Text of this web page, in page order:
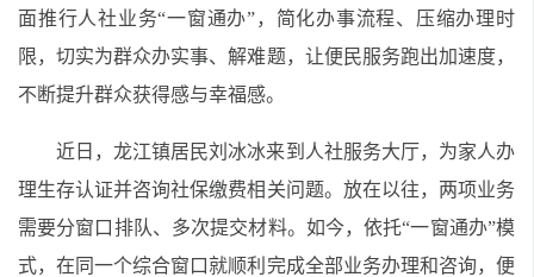
面推行人社业务“一窗通办”，简化办事流程、压缩办理时
限，切实为群众办实事、解难题，让便民服务跑出加速度，
不断提升群众获得感与幸福感。
近日，龙江镇居民刘冰冰来到人社服务大厅，为家人办
理生存认证并咨询社保缴费相关问题。放在以往，两项业务
需要分窗口排队、多次提交材料。如今，依托“一窗通办”模
式，在同一个综合窗口就顺利完成全部业务办理和咨询，便